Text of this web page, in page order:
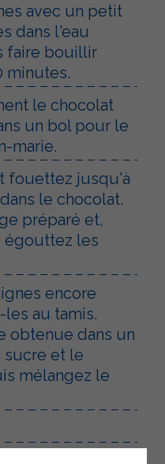
avec un petit
dans l'eau
faire bouillir
minutes.
le chocolat
un bol pour le
marie.
fouettez jusqu'à
le chocolat.
préparé et,
égouttez les
encore
au tamis.
obtenue dans un
sucre et le
mélangez le